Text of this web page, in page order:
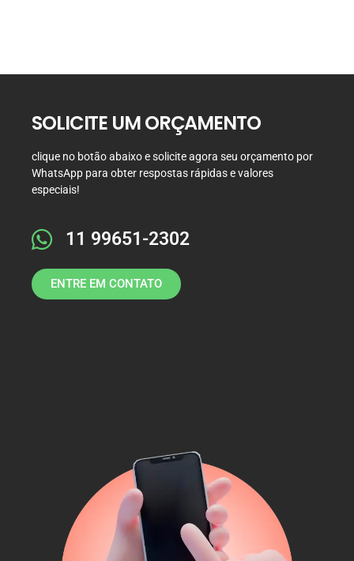
SOLICITE UM ORÇAMENTO
clique no botão abaixo esolicite agora seu orçamento por
WhatsApp para obter respostas rápidas e valores
especiais!
11 99651-2302
ENTRE EM CONTATO